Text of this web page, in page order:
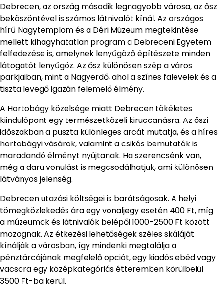
Debrecen, az ország második legnagyobb városa, az ősz
beköszöntével is számos látnivalót kínál. Az országos
hírű Nagytemplom és a Déri Múzeum megtekintése
mellett kihagyhatatlan program a Debreceni Egyetem
felfedezése is, amelynek lenyűgöző építészete minden
látogatót lenyűgöz. Az ősz különösen szép a város
parkjaiban, mint a Nagyerdő, ahol a színes falevelek és a
tiszta levegő igazán felemelő élmény.
A Hortobágy közelsége miatt Debrecen tökéletes
kiindulópont egy természetközeli kiruccanásra. Az őszi
időszakban a puszta különleges arcát mutatja, és a híres
hortobágyi vásárok, valamint a csikós bemutatók is
maradandó élményt nyújtanak. Ha szerencsénk van,
még a daru vonulást is megcsodálhatjuk, ami különösen
látványos jelenség.
Debrecen utazási költségei is barátságosak. A helyi
tömegközlekedés ára egy vonaljegy esetén 400 Ft, míg
a múzeumok és látnivalók belépői 1000–2500 Ft között
mozognak. Az étkezési lehetőségek széles skáláját
kínálják a városban, így mindenki megtalálja a
pénztárcájának megfelelő opciót, egy kiadós ebéd vagy
vacsora egy középkategóriás étteremben körülbelül
3500 Ft-ba kerül.